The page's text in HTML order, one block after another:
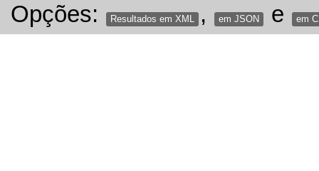
Opções: Resultados em XML , em JSON e em